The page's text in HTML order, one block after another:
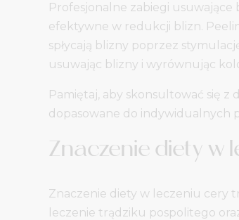
Profesjonalne zabiegi usuwające
efektywne w redukcji blizn.
spłycają blizny poprzez
usuwając blizny i wyrównując
Pamiętaj, aby skonsultować się
dopasowane do indywidualnych
Znaczenie diety w
Znaczenie diety w leczeniu cery
leczenie trądziku pospolitego